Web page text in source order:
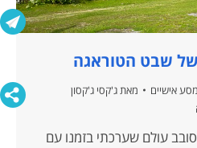
שבט הטוראגה
אישיים מאתג'קסי ג'קסון
עולם שערכתי בזמנו עם